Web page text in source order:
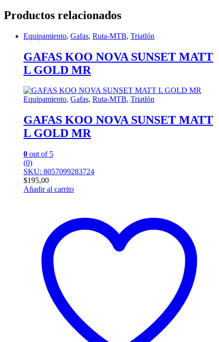
Productos relacionados
Equipamiento, Gafas, Ruta-MTB, Triatlón
GAFAS KOO NOVA SUNSET MATT
L GOLD MR
Equipamiento, Gafas, Ruta-MTB, Triatlón
GAFAS KOO NOVA SUNSET MATT
L GOLD MR
0 out of 5
(0)
SKU: 8057099283724
$195,00
Añadir al carrito